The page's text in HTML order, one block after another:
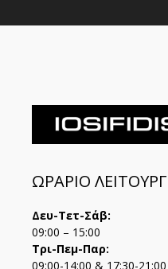
ΩΡΑΡΙΟ
Δευ-Τετ-Σάβ:
09:00 – 15:00
Τρι-Πεμ-Παρ:
09:00-14:00 & 17:30-21:00